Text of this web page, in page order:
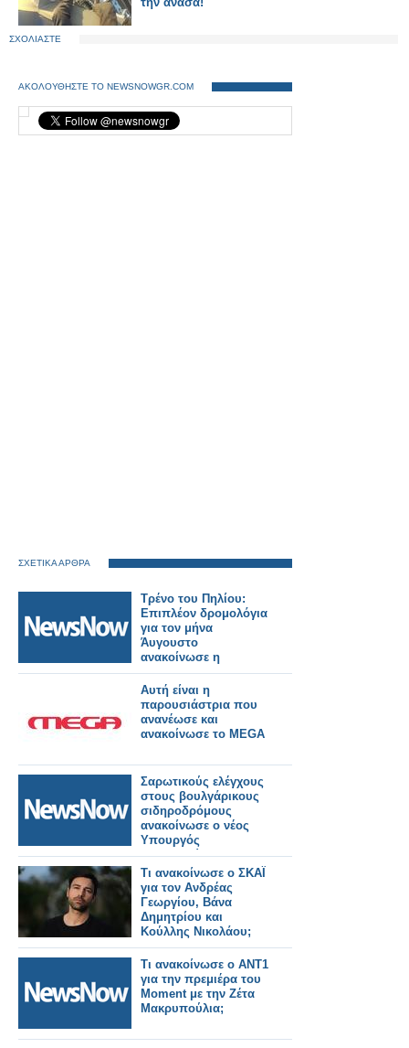
ΣΧΟΛΙΑΣΤΕ
ΑΚΟΛΟΥΘΗΣΤΕ ΤΟ NEWSNOWGR.COM
ΣΧΕΤΙΚΑ ΑΡΘΡΑ
Τρένο του Πηλίου:
Επιπλέον δρομολόγια
για τον μήνα
Άυγουστο
ανακοίνωσε η
Hellenic Train.
Αυτή είναι η
παρουσιάστρια που
ανανέωσε και
ανακοίνωσε το MEGA
Σαρωτικούς ελέγχους
στους βουλγάρικους
σιδηροδρόμους
ανακοίνωσε ο νέος
Υπουργός
Μεταφορών.
Τι ανακοίνωσε ο ΣΚΑΪ
για τον Ανδρέας
Γεωργίου, Βάνα
Δημητρίου και
Κούλλης Νικολάου;
Τι ανακοίνωσε ο ΑΝΤ1
για την πρεμιέρα του
Moment με την Ζέτα
Μακρυπούλια;